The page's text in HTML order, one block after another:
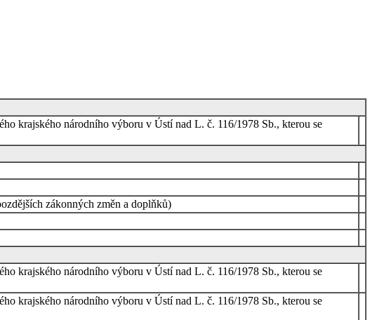
krajského národního výboru v Ústí nad L. č. 116/1978 Sb., kterou se
zákonných změn a doplňků)
krajského národního výboru v Ústí nad L. č. 116/1978 Sb., kterou se
krajského národního výboru v Ústí nad L. č. 116/1978 Sb., kterou se